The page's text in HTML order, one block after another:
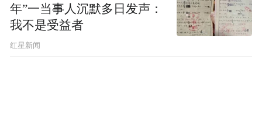
年”一当事人沉默多日发声：
我不是受益者
红星新闻